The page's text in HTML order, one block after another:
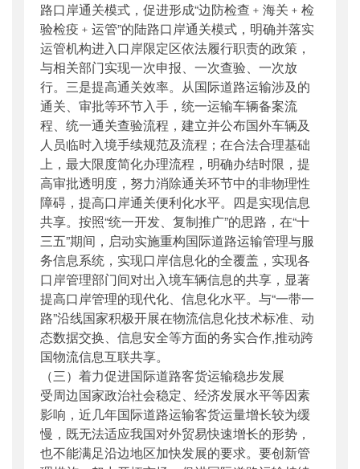
路口岸通关模式，促进形成“边防检查﹢海关﹢检
验检疫﹢运管”的陆路口岸通关模式，明确并落实
运管机构进入口岸限定区依法履行职责的政策，
与相关部门实现一次申报、一次查验、一次放
行。三是提高通关效率。从国际道路运输涉及的
通关、审批等环节入手，统一运输车辆备案流
程、统一通关查验流程，建立并公布国外车辆及
人员临时入境手续规范及流程；在合法合理基础
上，最大限度简化办理流程，明确办结时限，提
高审批透明度，努力消除通关环节中的非物理性
障碍，提高口岸通关便利化水平。四是实现信息
共享。按照“统一开发、复制推广”的思路，在“十
三五”期间，启动实施重构国际道路运输管理与服
务信息系统，实现口岸信息化的全覆盖，实现各
口岸管理部门间对出入境车辆信息的共享，显著
提高口岸管理的现代化、信息化水平。与“一带一
路”沿线国家积极开展在物流信息化技术标准、动
态数据交换、信息安全等方面的务实合作,推动跨
国物流信息互联共享。
（三）着力促进国际道路客货运输稳步发展
受周边国家政治社会稳定、经济发展水平等因素
影响，近几年国际道路运输客货运量增长较为缓
慢，既无法适应我国对外贸易快速增长的形势，
也不能满足沿边地区加快发展的要求。要创新管